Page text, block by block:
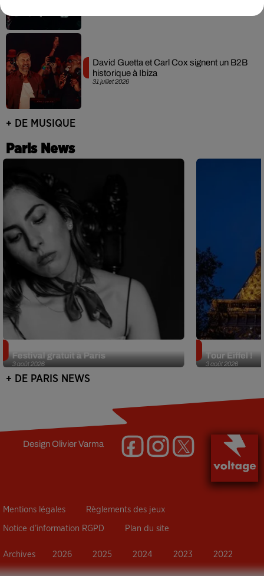
31 juillet 2026
David Guetta et Carl Cox signent un B2B
historique à Ibiza
+ DE MUSIQUE
Paris News
3 août 2026
Festival gratuit à Paris
3 août 2026
Tour Eiffel !
+ DE PARIS NEWS
DesignOlivier Varma
Mentions légales Règlements des jeux
Notice d’information RGPD Plan du site
Archives 2026 2025 2024 2023 2022